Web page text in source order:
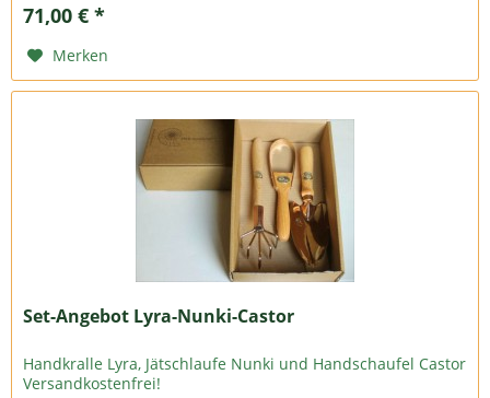
71,00 € *
Merken
Set-Angebot Lyra-Nunki-Castor
Handkralle Lyra, Jätschlaufe Nunki und Handschaufel Castor
Versandkostenfrei!